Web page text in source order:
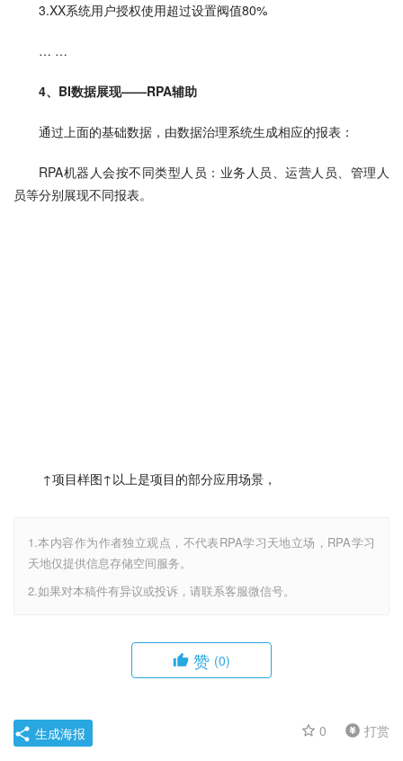
3.XX系统用户授权使用超过设置阀值80%
… …
4、BI数据展现——RPA辅助
通过上面的基础数据，由数据治理系统生成相应的报表：
RPA机器人会按不同类型人员：业务人员、运营人员、管理人
员等分别展现不同报表。
↑项目样图↑以上是项目的部分应用场景，
1.本内容作为作者独立观点，不代表RPA学习天地立场，RPA学习
天地仅提供信息存储空间服务。
2.如果对本稿件有异议或投诉，请联系客服微信号。
赞 (0)
0 打赏
生成海报